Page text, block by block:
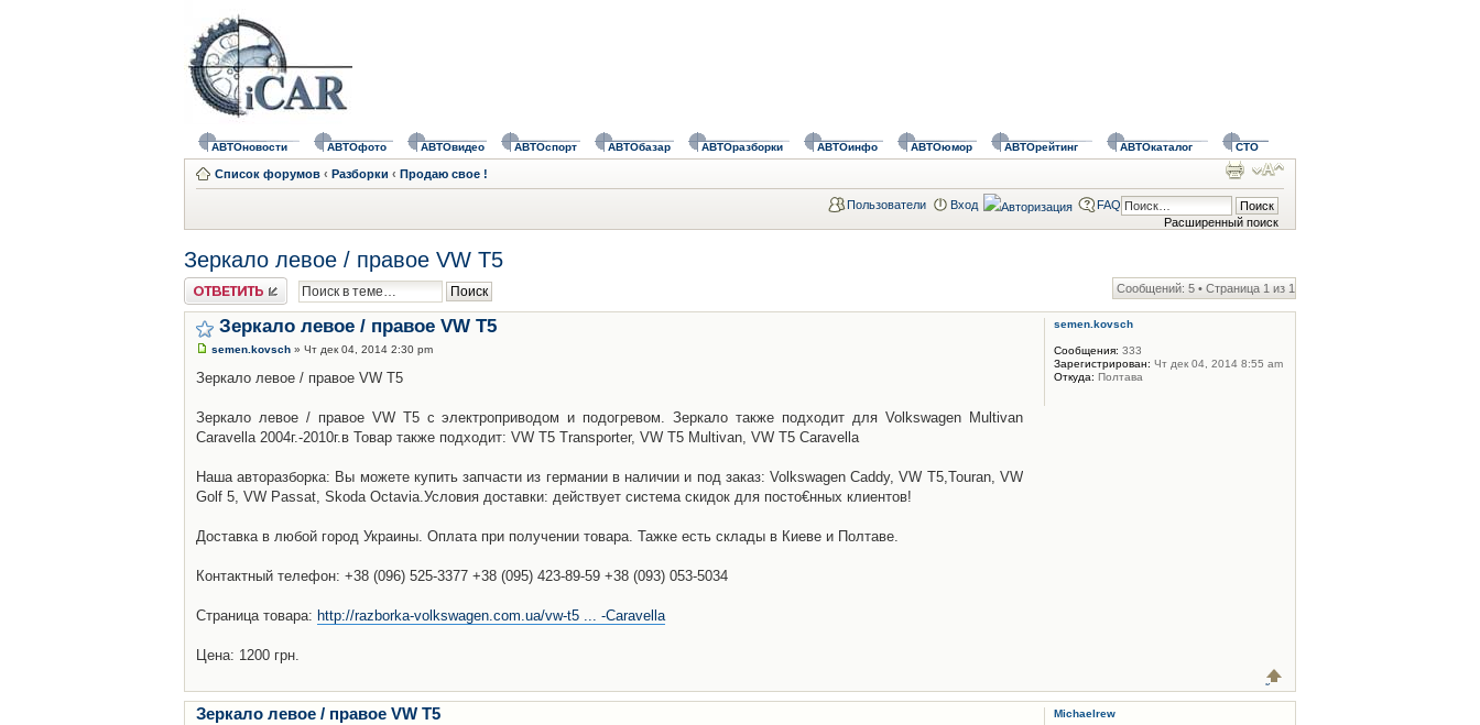
АВТОновости АВТОфото АВТОвидео АВТОспорт АВТОбазар АВТОразборки АВТОинфо АВТОюмор АВТОрейтинг АВТОкаталог СТО
Список форумов ‹ Разборки ‹ Продаю свое !
Расширенный поиск
Пользователи Вход FAQ
Зеркало левое / правое VW T5
Ответить Сообщений: 5 • Страница 1 из 1
Зеркало левое / правое VW T5
semen.kovsch » Чт дек 04, 2014 2:30 pm
Зеркало левое / правое VW T5
Зеркало левое / правое VW T5 с электроприводом и подогревом. Зеркало также подходит для Volkswagen Multivan
Caravella 2004г.-2010г.в Товар также подходит: VW T5 Transporter, VW T5 Multivan, VW T5 Caravella
Наша авторазборка: Вы можете купить запчасти из германии в наличии и под заказ: Volkswagen Caddy, VW T5,Touran, VW
Golf 5, VW Passat, Skoda Octavia.Условия доставки: действует система скидок для посто€нных клиентов!
Доставка в любой город Украины. Оплата при получении товара. Тажке есть склады в Киеве и Полтаве.
Контактный телефон: +38 (096) 525-3377 +38 (095) 423-89-59 +38 (093) 053-5034
Страница товара: http://razborka-volkswagen.com.ua/vw-t5 ... -Caravella
Цена: 1200 грн.
semen.kovsch
Сообщения: 333
Зарегистрирован: Чт дек 04, 2014 8:55 am
Откуда: Полтава
Зеркало левое / правое VW T5 Michaelrew